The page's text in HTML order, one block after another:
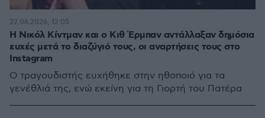
Η Νικόλ Κίντμαν και ο Κιθ Έρμπαν αντάλλαξαν δημόσια
ευχές μετά το διαζύγιό τους, οι αναρτήσεις τους στο
Instagram
Ο τραγουδιστής ευχήθηκε στην ηθοποιό για τα
γενέθλιά της, ενώ εκείνη για τη Γιορτή του Πατέρα
22.06.2026, 12:05